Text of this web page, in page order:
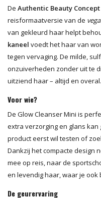
De Authentic Beauty
reisformaatversie van de
van gekleurd haar helpt
kaneel voedt het haar van
tegen vervaging. De milde,
onzuiverheden zonder uit te
uitziend haar – altijd en overal.
Voor wie?
De Glow Cleanser Mini is
extra verzorging en glans
product eerst wil testen of
Dankzij het compacte design
mee op reis, naar de
en levendig haar, waar je ook
De geurervaring